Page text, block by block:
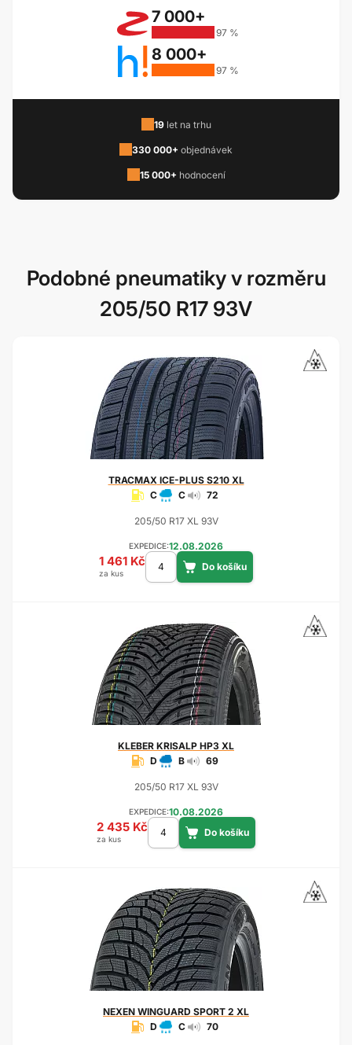
7 000+
97 %
8 000+
97 %
19let na trhu
330 000+ objednávek
15 000+ hodnocení
Podobné pneumatiky v rozměru
205/50 R17 93V
TRACMAX ICE-PLUS S210 XL
C
C 72
205/50 R17 XL 93V
EXPEDICE:12.08.2026
1 461 Kč
za kus
KLEBER KRISALP HP3 XL
D
B 69
205/50 R17 XL 93V
EXPEDICE:10.08.2026
2 435 Kč
za kus
NEXEN WINGUARD SPORT 2 XL
D
C 70